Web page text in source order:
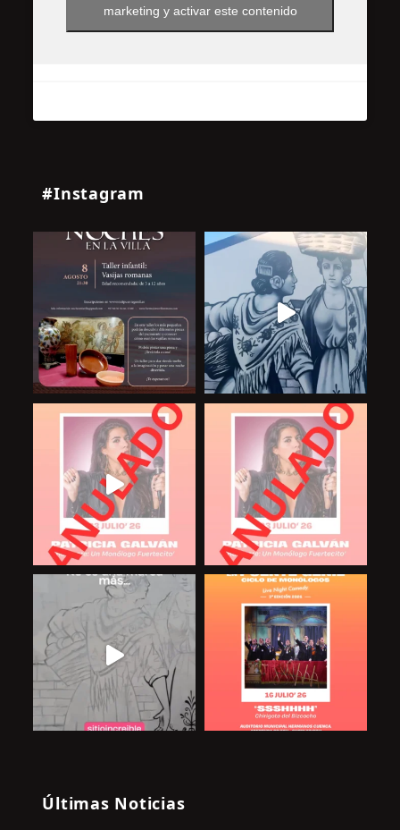
marketing y activar este contenido
#Instagram
Últimas Noticias